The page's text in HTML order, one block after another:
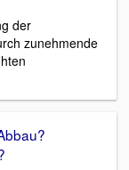
der
zunehmende